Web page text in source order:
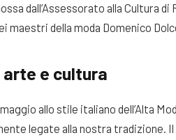
dall’Assessorato alla Cultura
maestri della moda Domenico
arte e cultura
allo stile italiano dell’Alta
legate alla nostra tradizione.